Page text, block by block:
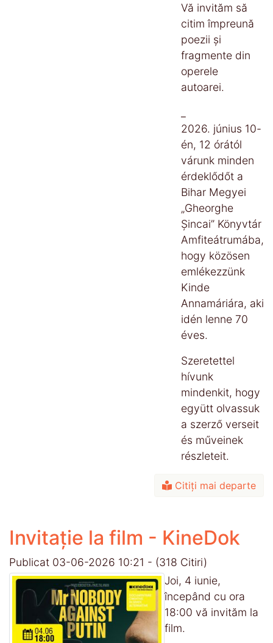
Vă invităm să
citim împreună
poezii și
fragmente din
operele
autoarei.
2026. június 10-
én, 12 órától
várunk minden
érdeklődőt a
Bihar Megyei
„Gheorghe
Șincai” Könyvtár
Amfiteátrumába,
hogy közösen
emlékezzünk
Kinde
Annamáriára, aki
idén lenne 70
éves.
Szeretettel
hívunk
mindenkit, hogy
együtt olvassuk
a szerző verseit
és műveinek
részleteit.
Citiți mai departe
Invitație la film - KineDok
Publicat 03-06-2026 10:21 - (318 Citiri)
Joi, 4 iunie,
începând cu ora
18:00 vă invităm la
film.